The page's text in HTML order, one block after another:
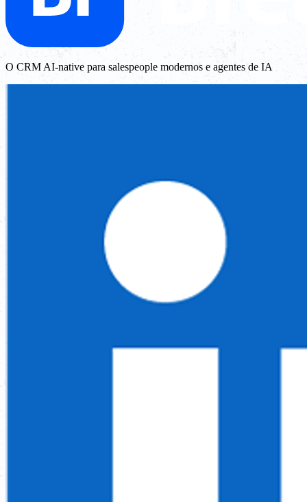
O CRM AI-native para salespeople modernos e agentes de IA